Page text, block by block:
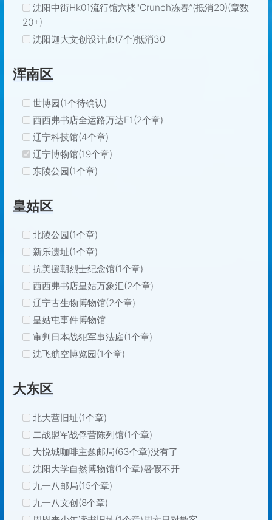
沈阳中街Hk01流行馆六楼"Crunch冻春”(抵消20)(章数
20+)
沈阳迦大文创设计廊(7个)抵消30
浑南区
世博园(1个待确认)
西西弗书店全运路万达F1(2个章)
辽宁科技馆(4个章)
辽宁博物馆(19个章)
东陵公园(1个章)
皇姑区
北陵公园(1个章)
新乐遗址(1个章)
抗美援朝烈士纪念馆(1个章)
西西弗书店皇姑万象汇(2个章)
辽宁古生物博物馆(2个章)
皇姑屯事件博物馆
审判日本战犯军事法庭(1个章)
沈飞航空博览园(1个章)
大东区
北大营旧址(1个章)
二战盟军战俘营陈列馆(1个章)
大悦城咖啡主题邮局(63个章)没有了
沈阳大学自然博物馆(1个章)暑假不开
九一八邮局(15个章)
九一八文创(8个章)